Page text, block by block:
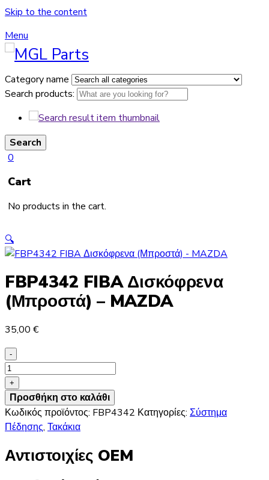
Skip to the content
Menu
Category name
Search products:
Search
0
Cart
No products in the cart.
🔍
FBP4342 FIBA Δισκόφρενα
(Μπροστά) – MAZDA
35,00 €
-
FBP4342
FIBA
Δισκόφρενα
(Μπροστά)
-
ποσότητα
+
Προσθήκη στο καλάθι
Κωδικός προϊόντος: FBP4342 Κατηγορίες: Σύστημα
Πέδησης, Τακάκια
Αντιστοιχίες OEM